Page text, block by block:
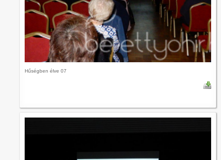
Hűségben élve 07